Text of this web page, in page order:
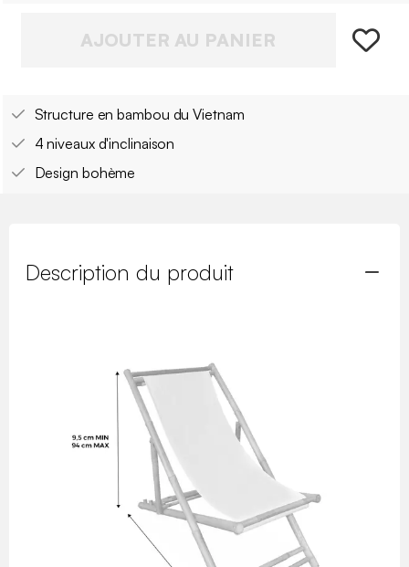
AJOUTER AU PANIER
Structure en bambou du Vietnam
4 niveaux d'inclinaison
Design bohème
Description du produit